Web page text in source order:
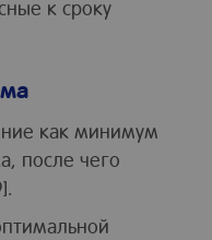
к сроку
как минимум
после чего